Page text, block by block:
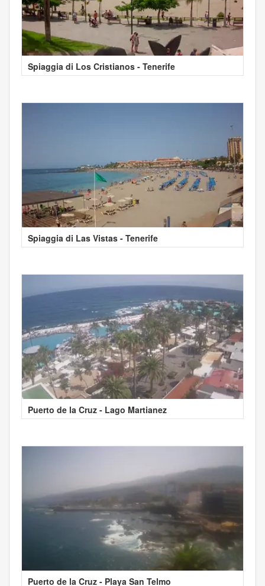
Spiaggia di Los Cristianos - Tenerife
Spiaggia di Las Vistas - Tenerife
Puerto de la Cruz - Lago Martianez
Puerto de la Cruz - Playa San Telmo